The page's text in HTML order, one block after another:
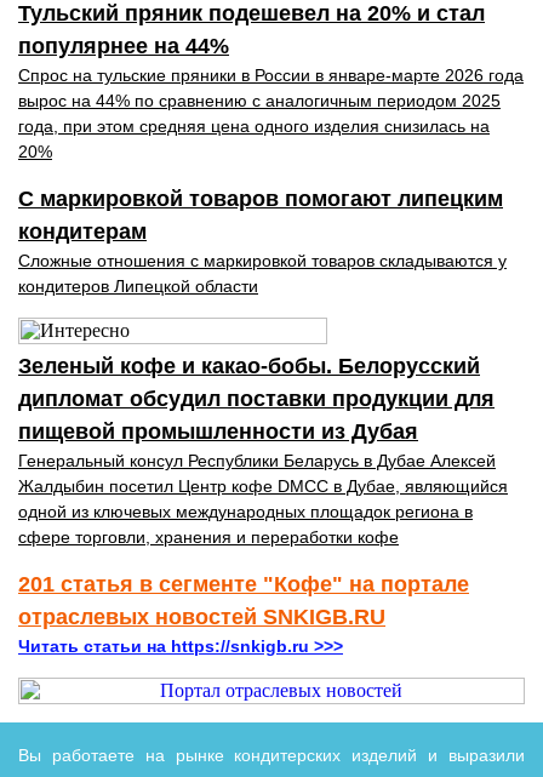
Тульский пряник подешевел на 20% и стал
популярнее на 44%
Спрос на тульские пряники в России в январе-марте 2026 года
вырос на 44% по сравнению с аналогичным периодом 2025
года, при этом средняя цена одного изделия снизилась на
20%
С маркировкой товаров помогают липецким
кондитерам
Сложные отношения с маркировкой товаров складываются у
кондитеров Липецкой области
Зеленый кофе и какао-бобы. Белорусский
дипломат обсудил поставки продукции для
пищевой промышленности из Дубая
Генеральный консул Республики Беларусь в Дубае Алексей
Жалдыбин посетил Центр кофе DMCC в Дубае, являющийся
одной из ключевых международных площадок региона в
сфере торговли, хранения и переработки кофе
201 статья в сегменте "Кофе" на портале
отраслевых новостей SNKIGB.RU
Читать статьи на https://snkigb.ru >>>
Вы работаете на рынке кондитерских изделий и выразили